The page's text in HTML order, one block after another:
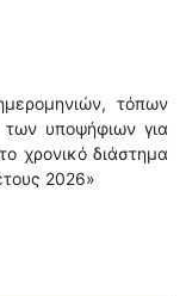
τόπων
υποψήφιων για
χρονικό διάστημα
2026»